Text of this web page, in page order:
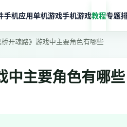
手机应用单机游戏手机游戏教程专题
桥开魂路》游戏中主要角色有哪些
中主要角色有哪些